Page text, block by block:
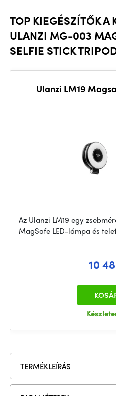
TOP KIEGÉSZÍTŐK A
ULANZI MG-003
SELFIE STICK
Ulanzi LM19
Az Ulanzi LM19 egy
MagSafe LED-lámpa és
10
TERMÉKLEÍRÁS